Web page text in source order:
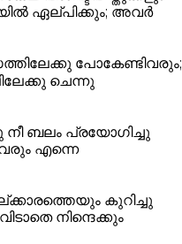
ഏല്പിക്കും; അവർ
പോകേണ്ടിവരും;
ചെന്നു
ബലം പ്രയോഗിച്ചു
എന്നെ
കുറിച്ചു
നിന്ദെക്കും